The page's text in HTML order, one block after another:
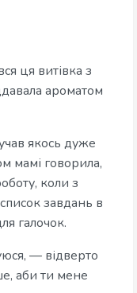
ця витівка з
ароматом
якось дуже
мамі говорила,
коли з
завдань в
галочок.
— відверто
аби ти мене